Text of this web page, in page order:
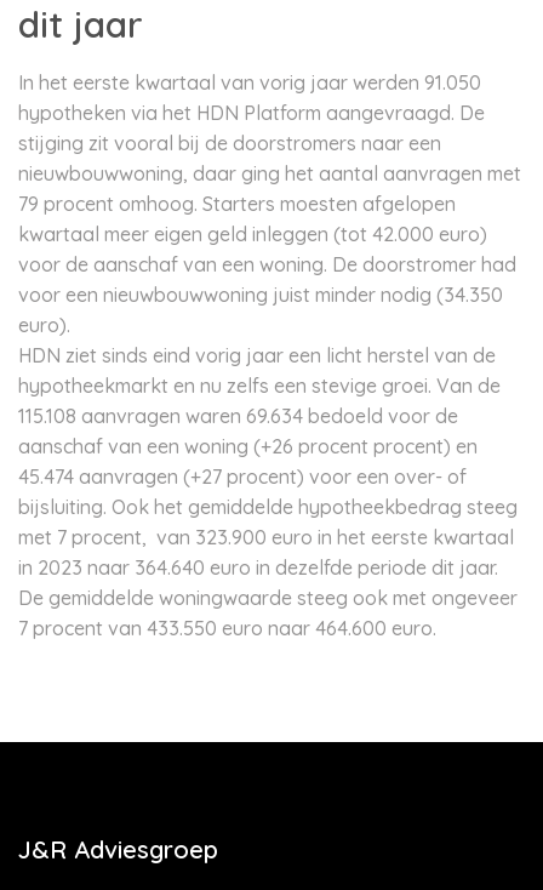
dit jaar
In het eerste kwartaal van vorig jaar werden 91.050
hypotheken via het HDN Platform aangevraagd. De
stijging zit vooral bij de doorstromers naar een
nieuwbouwwoning, daar ging het aantal aanvragen met
79 procent omhoog. Starters moesten afgelopen
kwartaal meer eigen geld inleggen (tot 42.000 euro)
voor de aanschaf van een woning. De doorstromer had
voor een nieuwbouwwoning juist minder nodig (34.350
euro).
HDN ziet sinds eind vorig jaar een licht herstel van de
hypotheekmarkt en nu zelfs een stevige groei. Van de
115.108 aanvragen waren 69.634 bedoeld voor de
aanschaf van een woning (+26 procent procent) en
45.474 aanvragen (+27 procent) voor een over- of
bijsluiting. Ook het gemiddelde hypotheekbedrag steeg
met 7 procent, van 323.900 euro in het eerste kwartaal
in 2023 naar 364.640 euro in dezelfde periode dit jaar.
De gemiddelde woningwaarde steeg ook met ongeveer
7 procent van 433.550 euro naar 464.600 euro.
J&R Adviesgroep